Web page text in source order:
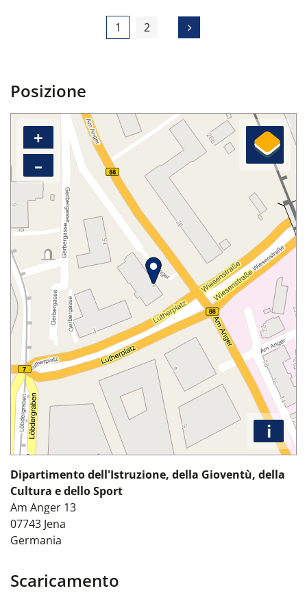
1 2
Posizione
+
–
i
Dipartimento dell'Istruzione, della Gioventù, della
Cultura e dello Sport
Am Anger 13
07743 Jena
Germania
Scaricamento